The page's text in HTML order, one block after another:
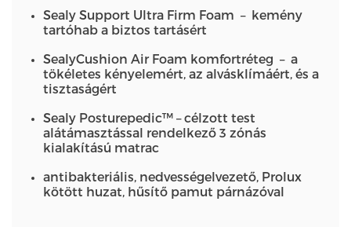
Sealy Support Ultra Firm Foam – kemény
tartóhab a biztos tartásért
SealyCushion Air Foam komfortréteg – a
tökéletes kényelemért, az alvásklímáért, és a
tisztaságért
Sealy Posturepedic™ – célzott test
alátámasztással rendelkező 3 zónás
kialakítású matrac
antibakteriális, nedvességelvezető, Prolux
kötött huzat, hűsítő pamut párnázóval